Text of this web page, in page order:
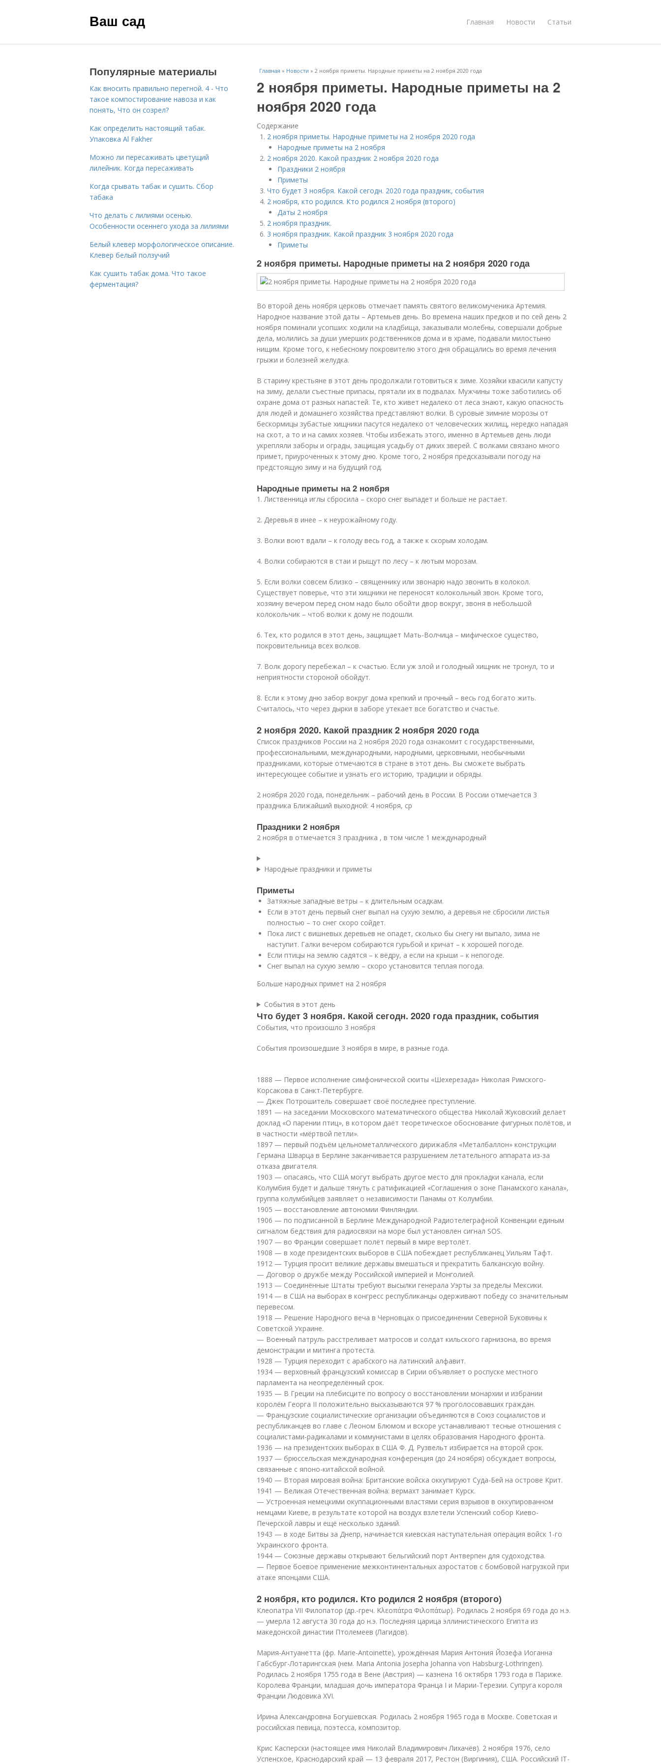
Ваш сад Главная Новости Статьи
Главная » Новости » 2 ноября приметы. Народные приметы на 2 ноября 2020 года
2 ноября приметы. Народные приметы на 2
ноября 2020 года
Содержание
2 ноября приметы. Народные приметы на 2 ноября 2020 года
Народные приметы на 2 ноября
2 ноября 2020. Какой праздник 2 ноября 2020 года
Праздники 2 ноября
Приметы
Что будет 3 ноября. Какой сегодн. 2020 года праздник, события
2 ноября, кто родился. Кто родился 2 ноября (второго)
Даты 2 ноября
2 ноября праздник.
3 ноября праздник. Какой праздник 3 ноября 2020 года
Приметы
2 ноября приметы. Народные приметы на 2 ноября 2020 года
Во второй день ноября церковь отмечает память святого великомученика Артемия.
Народное название этой даты – Артемьев день. Во времена наших предков и по сей день 2
ноября поминали усопших: ходили на кладбища, заказывали молебны, совершали добрые
дела, молились за души умерших родственников дома и в храме, подавали милостыню
нищим. Кроме того, к небесному покровителю этого дня обращались во время лечения
грыжи и болезней желудка.
В старину крестьяне в этот день продолжали готовиться к зиме. Хозяйки квасили капусту
на зиму, делали съестные припасы, прятали их в подвалах. Мужчины тоже заботились об
охране дома от разных напастей. Те, кто живет недалеко от леса знают, какую опасность
для людей и домашнего хозяйства представляют волки. В суровые зимние морозы от
бескормицы зубастые хищники пасутся недалеко от человеческих жилищ, нередко нападая
на скот, а то и на самих хозяев. Чтобы избежать этого, именно в Артемьев день люди
укрепляли заборы и ограды, защищая усадьбу от диких зверей. С волками связано много
примет, приуроченных к этому дню. Кроме того, 2 ноября предсказывали погоду на
предстоящую зиму и на будущий год.
Народные приметы на 2 ноября
1. Лиственница иглы сбросила – скоро снег выпадет и больше не растает.
2. Деревья в инее – к неурожайному году.
3. Волки воют вдали – к голоду весь год, а также к скорым холодам.
4. Волки собираются в стаи и рыщут по лесу – к лютым морозам.
5. Если волки совсем близко – священнику или звонарю надо звонить в колокол.
Существует поверье, что эти хищники не переносят колокольный звон. Кроме того,
хозяину вечером перед сном надо было обойти двор вокруг, звоня в небольшой
колокольчик – чтоб волки к дому не подошли.
6. Тех, кто родился в этот день, защищает Мать-Волчица – мифическое существо,
покровительница всех волков.
7. Волк дорогу перебежал – к счастью. Если уж злой и голодный хищник не тронул, то и
неприятности стороной обойдут.
8. Если к этому дню забор вокруг дома крепкий и прочный – весь год богато жить.
Считалось, что через дырки в заборе утекает все богатство и счастье.
2 ноября 2020. Какой праздник 2 ноября 2020 года
Список праздников России на 2 ноября 2020 года ознакомит с государственными,
профессиональными, международными, народными, церковными, необычными
праздниками, которые отмечаются в стране в этот день. Вы сможете выбрать
интересующее событие и узнать его историю, традиции и обряды.
2 ноября 2020 года, понедельник – рабочий день в России. В России отмечается 3
праздника Ближайший выходной: 4 ноября, ср
Праздники 2 ноября
2 ноября в отмечается 3 праздника , в том числе 1 международный
Народные праздники и приметы
Приметы
Затяжные западные ветры – к длительным осадкам.
Если в этот день первый снег выпал на сухую землю, а деревья не сбросили листья
полностью – то снег скоро сойдет.
Пока лист с вишневых деревьев не опадет, сколько бы снегу ни выпало, зима не
наступит. Галки вечером собираются гурьбой и кричат – к хорошей погоде.
Если птицы на землю садятся – к вёдру, а если на крыши – к непогоде.
Снег выпал на сухую землю – скоро установится теплая погода.
Больше народных примет на 2 ноября
События в этот день
Что будет 3 ноября. Какой сегодн. 2020 года праздник, события
События, что произошло 3 ноября
События произошедшие 3 ноября в мире, в разные года.
1888 — Первое исполнение симфонической сюиты «Шехерезада» Николая Римского-
Корсакова в Санкт-Петербурге.
— Джек Потрошитель совершает своё последнее преступление.
1891 — на заседании Московского математического общества Николай Жуковский делает
доклад «О парении птиц», в котором даёт теоретическое обоснование фигурных полётов, и
в частности «мёртвой петли».
1897 — первый подъём цельнометаллического дирижабля «Металбаллон» конструкции
Германа Шварца в Берлине заканчивается разрушением летательного аппарата из-за
отказа двигателя.
1903 — опасаясь, что США могут выбрать другое место для прокладки канала, если
Колумбия будет и дальше тянуть с ратификацией «Соглашения о зоне Панамского канала»,
группа колумбийцев заявляет о независимости Панамы от Колумбии.
1905 — восстановление автономии Финляндии.
1906 — по подписанной в Берлине Международной Радиотелеграфной Конвенции единым
сигналом бедствия для радиосвязи на море был установлен сигнал SOS.
1907 — во Франции совершает полёт первый в мире вертолёт.
1908 — в ходе президентских выборов в США побеждает республиканец Уильям Тафт.
1912 — Турция просит великие державы вмешаться и прекратить балканскую войну.
— Договор о дружбе между Российской империей и Монголией.
1913 — Соединённые Штаты требуют высылки генерала Уэрты за пределы Мексики.
1914 — в США на выборах в конгресс республиканцы одерживают победу со значительным
перевесом.
1918 — Решение Народного веча в Черновцах о присоединении Северной Буковины к
Советской Украине.
— Военный патруль расстреливает матросов и солдат кильского гарнизона, во время
демонстрации и митинга протеста.
1928 — Турция переходит с арабского на латинский алфавит.
1934 — верховный французский комиссар в Сирии объявляет о роспуске местного
парламента на неопределённый срок.
1935 — В Греции на плебисците по вопросу о восстановлении монархии и избрании
королём Георга II положительно высказываются 97 % проголосовавших граждан.
— Французские социалистические организации объединяются в Союз социалистов и
республиканцев во главе с Леоном Блюмом и вскоре устанавливают тесные отношения с
социалистами-радикалами и коммунистами в целях образования Народного фронта.
1936 — на президентских выборах в США Ф. Д. Рузвельт избирается на второй срок.
1937 — брюссельская международная конференция (до 24 ноября) обсуждает вопросы,
связанные с японо-китайской войной.
1940 — Вторая мировая война: Британские войска оккупируют Суда-Бей на острове Крит.
1941 — Великая Отечественная война: вермахт занимает Курск.
— Устроенная немецкими окуппационными властями серия взрывов в оккупированном
немцами Киеве, в результате которой на воздух взлетели Успенский собор Киево-
Печерской лавры и ещё несколько зданий.
1943 — в ходе Битвы за Днепр, начинается киевская наступательная операция войск 1-го
Украинского фронта.
1944 — Союзные державы открывают бельгийский порт Антверпен для судоходства.
— Первое боевое применение межконтинентальных аэростатов с бомбовой нагрузкой при
атаке японцами США.
2 ноября, кто родился. Кто родился 2 ноября (второго)
Клеопатра VII Филопатор (др.-греч. Κλεοπάτρα Φιλοπάτωρ). Родилась 2 ноября 69 года до н.э.
— умерла 12 августа 30 года до н.э. Последняя царица эллинистического Египта из
македонской династии Птолемеев (Лагидов).
Мария-Антуанетта (фр. Marie-Antoinette), урождённая Мария Антония Йозефа Иоганна
Габсбург-Лотарингская (нем. Maria Antonia Josepha Johanna von Habsburg-Lothringen).
Родилась 2 ноября 1755 года в Вене (Австрия) — казнена 16 октября 1793 года в Париже.
Королева Франции, младшая дочь императора Франца I и Марии-Терезии. Супруга короля
Франции Людовика XVI.
Ирина Александровна Богушевская. Родилась 2 ноября 1965 года в Москве. Советская и
российская певица, поэтесса, композитор.
Крис Касперски (настоящее имя Николай Владимирович Лихачёв). 2 ноября 1976, село
Успенское, Краснодарский край — 13 февраля 2017, Рестон (Виргиния), США. Российский IT-
Популярные материалы
Как вносить правильно перегной. 4 - Что
такое компостирование навоза и как
понять, Что он созрел?
Как определить настоящий табак.
Упаковка Al Fakher
Можно ли пересаживать цветущий
лилейник. Когда пересаживать
Когда срывать табак и сушить. Сбор
табака
Что делать с лилиями осенью.
Особенности осеннего ухода за лилиями
Белый клевер морфологическое описание.
Клевер белый ползучий
Как сушить табак дома. Что такое
ферментация?